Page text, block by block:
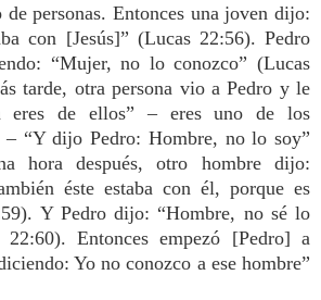
personas. Entonces una joven dijo:
con [Jesús]” (Lucas 22:56). Pedro
“Mujer, no lo conozco” (Lucas
tarde, otra persona vio a Pedro y le
eres de ellos” – eres uno de los
– “Y dijo Pedro: Hombre, no lo soy”
hora después, otro hombre dijo:
éste estaba con él, porque es
Y Pedro dijo: “Hombre, no sé lo
22:60). Entonces empezó [Pedro] a
Yo no conozco a ese hombre”